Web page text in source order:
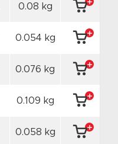
0.08 kg
0.054 kg
0.076 kg
0.109 kg
0.058 kg